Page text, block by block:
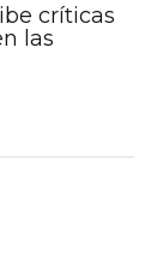
críticas
las